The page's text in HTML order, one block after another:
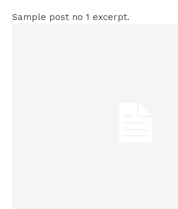
Sample post no 1 excerpt.